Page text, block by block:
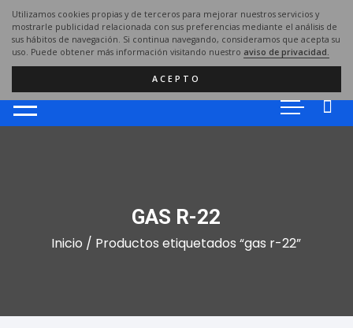
Utilizamos cookies propias y de terceros para mejorar nuestros servicios y
mostrarle publicidad relacionada con sus preferencias mediante el análisis de
sus hábitos de navegación. Si continua navegando, consideramos que acepta su
uso. Puede obtener más información visitando nuestro aviso de privacidad.
ACEPTO
Saltar
contenido
GAS R-22
Inicio / Productos etiquetados “gas r-22”